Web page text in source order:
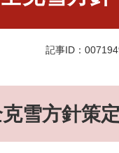
記事ID：
雪方針策定